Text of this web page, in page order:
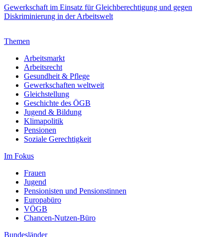
Gewerkschaft im Einsatz für Gleichberechtigung und gegen
Diskriminierung in der Arbeitswelt
Themen
Arbeitsmarkt
Arbeitsrecht
Gesundheit & Pflege
Gewerkschaften weltweit
Gleichstellung
Geschichte des ÖGB
Jugend & Bildung
Klimapolitik
Pensionen
Soziale Gerechtigkeit
Im Fokus
Frauen
Jugend
Pensionisten und Pensionstinnen
Europabüro
VÖGB
Chancen-Nutzen-Büro
Bundesländer